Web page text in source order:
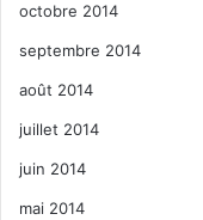
octobre 2014
septembre 2014
août 2014
juillet 2014
juin 2014
mai 2014